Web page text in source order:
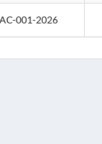
001-2026